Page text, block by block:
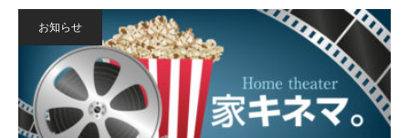
お知らせ